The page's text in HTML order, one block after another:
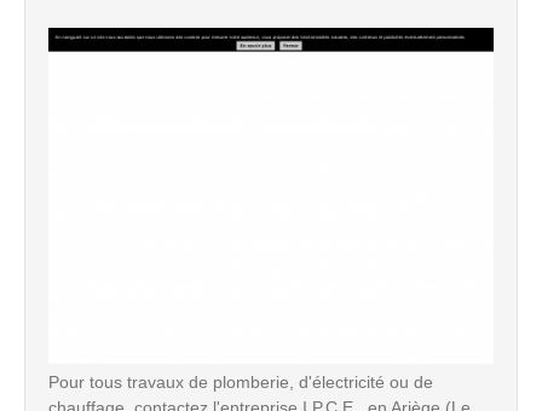
Pour tous travaux de plomberie, d'électricité ou de